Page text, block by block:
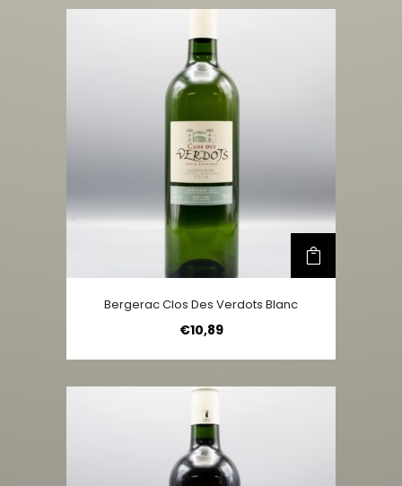
Bergerac Clos Des Verdots Blanc
€10,89